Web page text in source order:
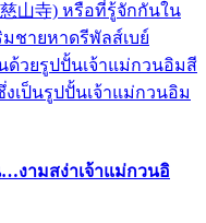
慈山寺) หรือที่รู้จักกันใน
ชายหาดรีพัลส์เบย์
นด้วยรูปปั้นเจ้าแม่กวนอิมสี
เป็นรูปปั้นเจ้าแม่กวนอิม
…งามสง่าเจ้าแม่กวนอิ